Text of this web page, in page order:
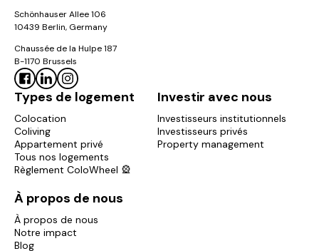
Schönhauser Allee 106
10439 Berlin, Germany
Chaussée de la Hulpe 187
B-1170 Brussels
Types de logement
Colocation
Coliving
Appartement privé
Tous nos logements
Règlement ColoWheel 🎡
Investir avec nous
Investisseurs institutionnels
Investisseurs privés
Property management
À propos de nous
À propos de nous
Notre impact
Blog